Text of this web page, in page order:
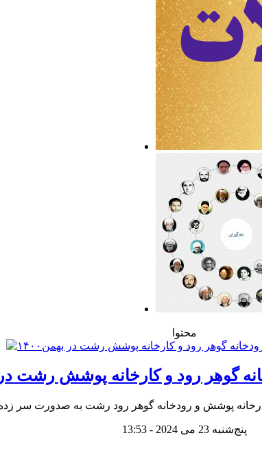
محتوا
گوهر رود و کارخانه پوشش رشت در
پوشش و رودخانه گوهر رود رشت به صدورت سر زده
پنج‌شنبه 23 می 2024 - 13:53